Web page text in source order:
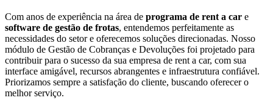
Com anos de experiência na área de programa de rent a car e
software de gestão de frotas, entendemos perfeitamente as
necessidades do setor e oferecemos soluções direcionadas. Nosso
módulo de Gestão de Cobranças e Devoluções foi projetado para
contribuir para o sucesso da sua empresa de rent a car, com sua
interface amigável, recursos abrangentes e infraestrutura confiável.
Priorizamos sempre a satisfação do cliente, buscando oferecer o
melhor serviço.